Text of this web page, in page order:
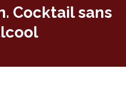
Cocktail sans